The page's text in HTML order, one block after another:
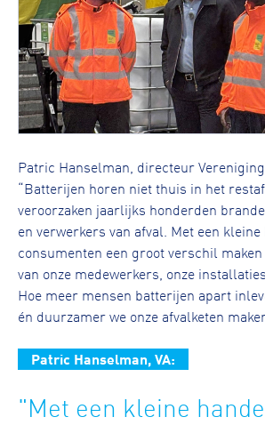
Patric Hanselman, directeur
“Batterijen horen niet thuis in het
veroorzaken jaarlijks honderden
en verwerkers van afval. Met een
consumenten een groot verschil
van onze medewerkers, onze
Hoe meer mensen batterijen apart
én duurzamer we onze afvalketen
Patric Hanselman, VA:
"Met een kleine